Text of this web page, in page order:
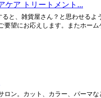
ケア トリートメント...
と、雑貨屋さん？と思わせる
望にお応えします。またホー
ン。カット、カラー、パーマ